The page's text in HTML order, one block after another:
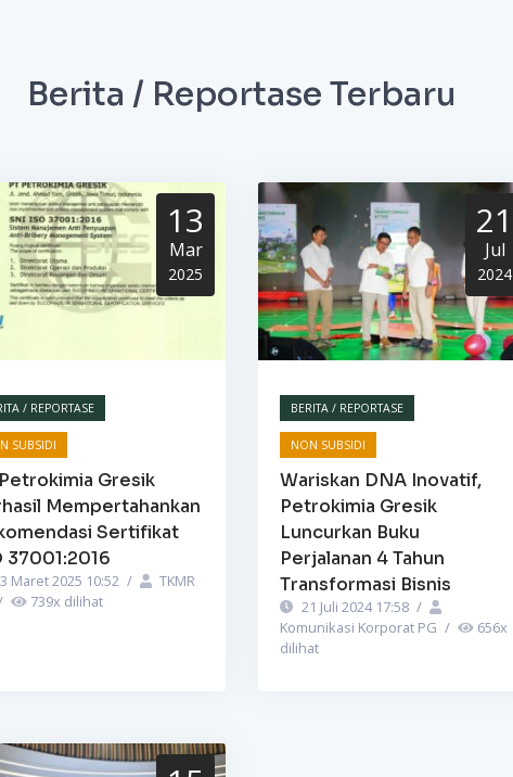
Berita / Reportase Terbaru
13
Mar
2025
/ REPORTASE
SUBSIDI
Gresik
Mempertahankan
Sertifikat
37001:2016
Maret 2025 10:52 /
TKMR
739x dilihat
21
Jul
2024
BERITA / REPORTASE
NON SUBSIDI
Wariskan DNA Inovatif,
Petrokimia Gresik
Luncurkan Buku
Perjalanan 4 Tahun
Transformasi Bisnis
21 Juli 2024 17:58 /
Komunikasi Korporat PG / 656x
dilihat